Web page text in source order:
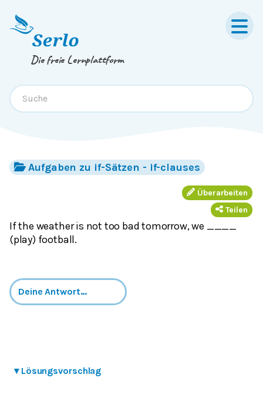
Springe zum
Die freie Lernplattform
Aufgaben zu if-Sätzen - if-clauses
Überarbeiten
Teilen
If the weather is not too bad tomorrow, we ____
(play) football.
▾ Lösungsvorschlag